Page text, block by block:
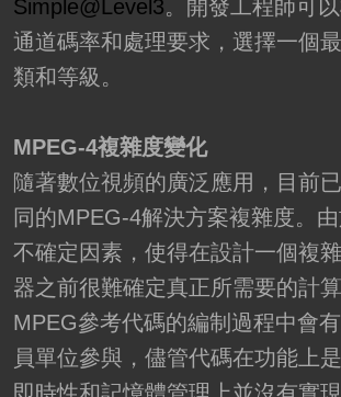
Simple@Level3。開發工程師可
通道碼率和處理要求，選擇一個
類和等級。
MPEG-4複雜度變化
隨著數位視頻的廣泛應用，目前
同的MPEG-4解決方案複雜度。
不確定因素，使得在設計一個複
器之前很難確定真正所需要的計
MPEG參考代碼的編制過程中會
員單位參與，儘管代碼在功能上